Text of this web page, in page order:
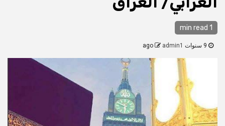
1 min read
admin1